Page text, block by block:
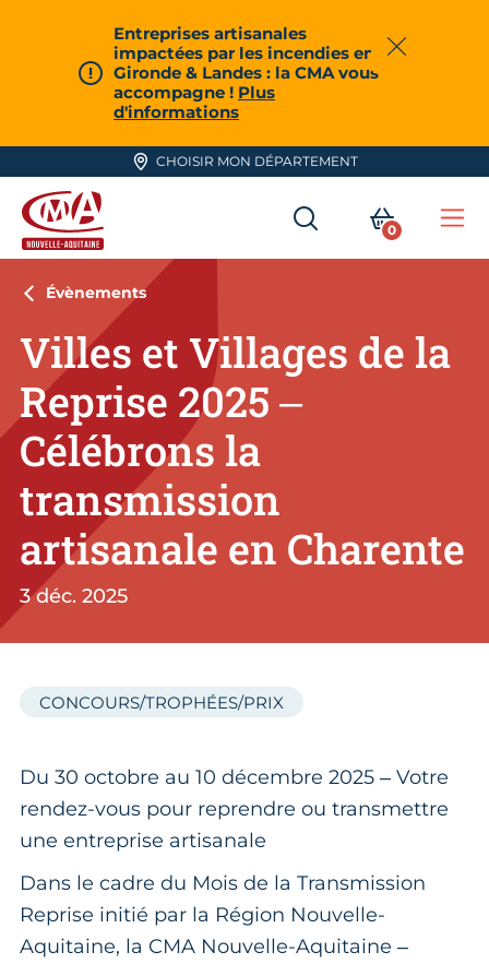
Entreprises artisanales
impactées par les incendies en
Gironde & Landes : la CMA vous
accompagne ! Plus
d'informations
Fermer
CHOISIR MON DÉPARTEMENT
CMA Nouvelle-Aquitaine
RECHERCHER
MON
0
Évènements
Villes et Villages de la
Reprise 2025 –
Célébrons la
transmission
artisanale en Charente
3 déc. 2025
CONCOURS/TROPHÉES/PRIX
Du 30 octobre au 10 décembre 2025 – Votre
rendez-vous pour reprendre ou transmettre
une entreprise artisanale
Dans le cadre du Mois de la Transmission
Reprise initié par la Région Nouvelle-
Aquitaine, la CMA Nouvelle-Aquitaine –